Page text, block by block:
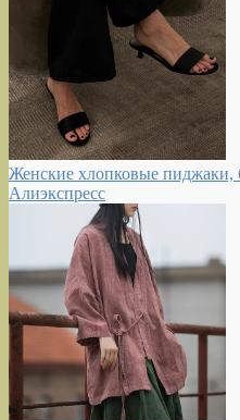
Женские хлопковые пиджаки,
Алиэкспресс